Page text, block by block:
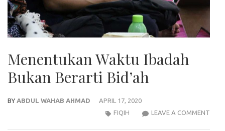
Menentukan Waktu Ibadah
Bukan Berarti Bid’ah
BY ABDUL WAHAB AHMAD
APRIL 17, 2020
LEAVE A COMMENT
FIQIH